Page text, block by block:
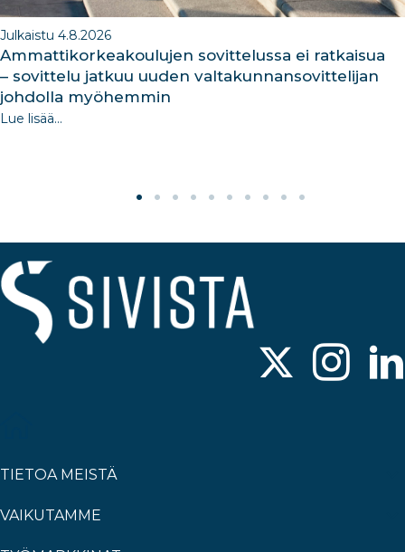
Julkaistu 4.8.2026
Ammattikorkeakoulujen sovittelussa ei ratkaisua
– sovittelu jatkuu uuden valtakunnansovittelijan
johdolla myöhemmin
Lue lisää...
TIETOA MEISTÄ
VAIKUTAMME